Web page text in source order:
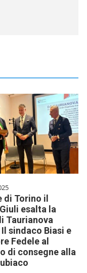
di Torino il
esalta la
Taurianova
sindaco Biasi e
Fedele al
di consegne alla